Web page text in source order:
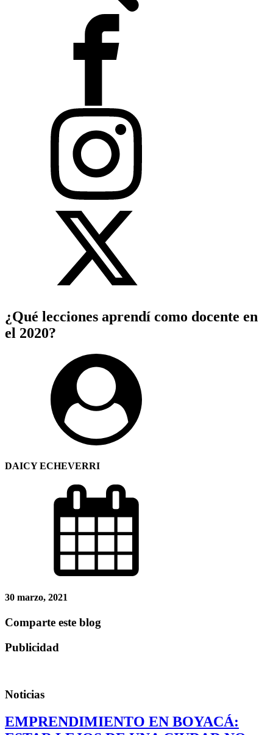
¿Qué lecciones aprendí como docente en
el 2020?
DAICY ECHEVERRI
30 marzo, 2021
Comparte este blog
Publicidad
Noticias
EMPRENDIMIENTO EN BOYACÁ: